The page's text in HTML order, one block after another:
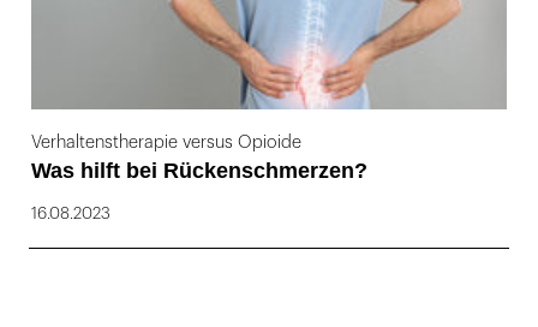
Verhaltenstherapie versus Opioide
Was hilft bei Rückenschmerzen?
16.08.2023